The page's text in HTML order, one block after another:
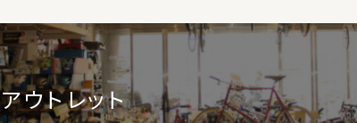
アウトレット